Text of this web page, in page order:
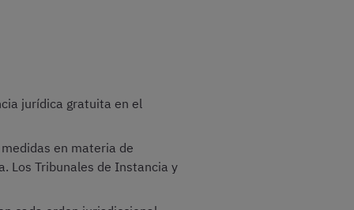
jurídica gratuita en el
en materia de
Los Tribunales de Instancia y